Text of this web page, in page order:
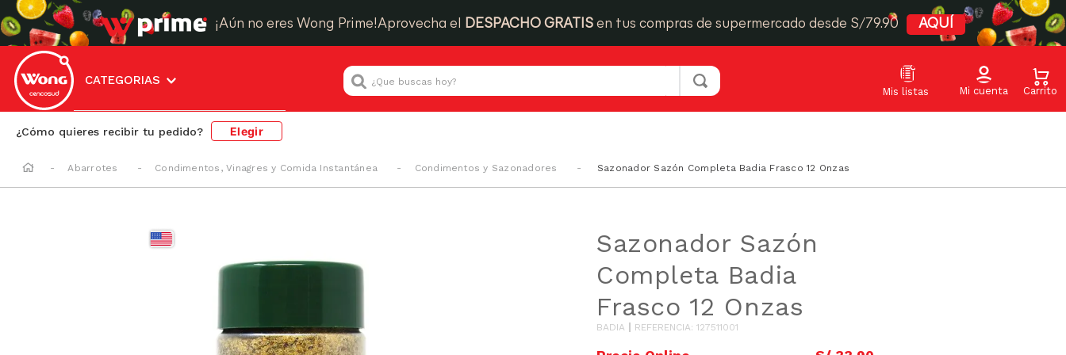
¡Aún no eres Wong Prime!Aprovecha el DESPACHO GRATIS en tus compras de supermercado desde S/79.90 AQUÍ
CATEGORIAS
¿Que buscas hoy?
¿Cómo quieres recibir tu pedido? Elegir
Abarrotes Condimentos, Vinagres y Comida Instantánea Condimentos y Sazonadores Sazonador Sazón Completa Badia Frasco 12 Onzas
Sazonador Sazón
Completa Badia
Frasco 12 Onzas
BADIA REFERENCIA: 127511001